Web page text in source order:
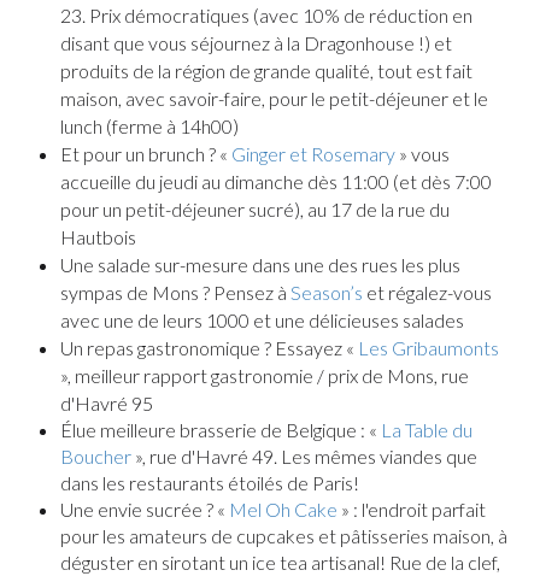
23. Prix démocratiques (avec 10% de réduction en
disant que vous séjournez à la Dragonhouse !) et
produits de la région de grande qualité, tout est fait
maison, avec savoir-faire, pour le petit-déjeuner et le
lunch (ferme à 14h00)
Et pour un brunch ? « Ginger et Rosemary » vous
accueille du jeudi au dimanche dès 11:00 (et dès 7:00
pour un petit-déjeuner sucré), au 17 de la rue du
Hautbois
Une salade sur-mesure dans une des rues les plus
sympas de Mons ? Pensez à Season’s et régalez-vous
avec une de leurs 1000 et une délicieuses salades
Un repas gastronomique ? Essayez « Les Gribaumonts
», meilleur rapport gastronomie / prix de Mons, rue
d'Havré 95
Élue meilleure brasserie de Belgique : « La Table du
Boucher », rue d'Havré 49. Les mêmes viandes que
dans les restaurants étoilés de Paris!
Une envie sucrée ? « Mel Oh Cake » : l'endroit parfait
pour les amateurs de cupcakes et pâtisseries maison, à
déguster en sirotant un ice tea artisanal! Rue de la clef,